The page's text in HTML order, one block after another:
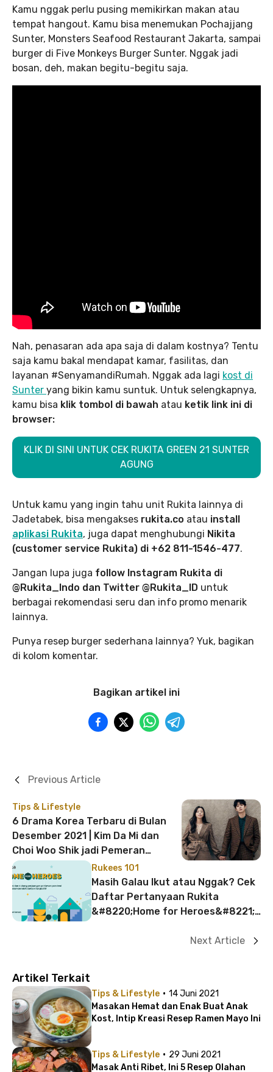
Kamu nggak perlu pusing memikirkan makan atau
tempat hangout. Kamu bisa menemukan Pochajjang
Sunter, Monsters Seafood Restaurant Jakarta, sampai
burger di Five Monkeys Burger Sunter. Nggak jadi
bosan, deh, makan begitu-begitu saja.
Nah, penasaran ada apa saja di dalam kostnya? Tentu
saja kamu bakal mendapat kamar, fasilitas, dan
layanan #SenyamandiRumah. Nggak ada lagi kost di
Sunter yang bikin kamu suntuk. Untuk selengkapnya,
kamu bisa klik tombol di bawah atau ketik link ini di
browser:
KLIK DI SINI UNTUK CEK RUKITA GREEN 21 SUNTER
AGUNG
Untuk kamu yang ingin tahu unit Rukita lainnya di
Jadetabek, bisa mengakses rukita.co atau install
aplikasi Rukita, juga dapat menghubungi Nikita
(customer service Rukita) di +62 811-1546-477.
Jangan lupa juga follow Instagram Rukita di
@Rukita_Indo dan Twitter @Rukita_ID untuk
berbagai rekomendasi seru dan info promo menarik
lainnya.
Punya resep burger sederhana lainnya? Yuk, bagikan
di kolom komentar.
Bagikan artikel ini
Tips & Lifestyle
6 Drama Korea Terbaru di Bulan
Desember 2021 | Kim Da Mi dan
Choi Woo Shik jadi Pemeran
Utama!
Previous Article
Rukees 101
Masih Galau Ikut atau Nggak? Cek
Daftar Pertanyaan Rukita
&#8220;Home for Heroes&#8221;
Next Article
Artikel Terkait
Tips & Lifestyle · 14 Juni 2021
Masakan Hemat dan Enak Buat Anak
Kost, Intip Kreasi Resep Ramen Mayo Ini
Tips & Lifestyle · 29 Juni 2021
Masak Anti Ribet, Ini 5 Resep Olahan